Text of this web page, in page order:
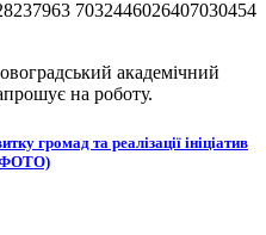
академічний
на роботу.
громад та реалізації ініціатив
(ФОТО)